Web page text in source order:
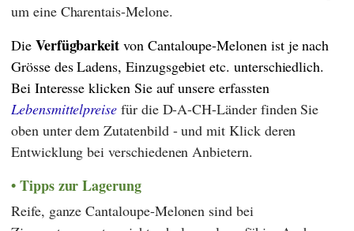
um eine Charentais-Melone.
Die Verfügbarkeit von Cantaloupe-Melonen ist je nach
Grösse des Ladens, Einzugsgebiet etc. unterschiedlich.
Bei Interesse klicken Sie auf unsere erfassten
Lebensmittelpreise für die D-A-CH-Länder finden Sie
oben unter dem Zutatenbild - und mit Klick deren
Entwicklung bei verschiedenen Anbietern.
Tipps zur Lagerung
Reife, ganze Cantaloupe-Melonen sind bei